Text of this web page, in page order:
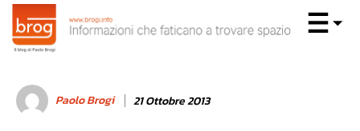
Paolo Brogi 21 Ottobre 2013